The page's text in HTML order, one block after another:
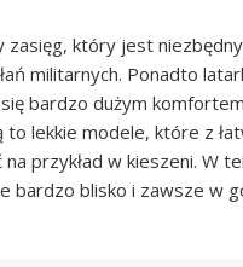
zasięg, który jest
militarnych. Ponadto
bardzo dużym komfortem
to lekkie modele, które z
na przykład w kieszeni. W
bardzo blisko i zawsze w